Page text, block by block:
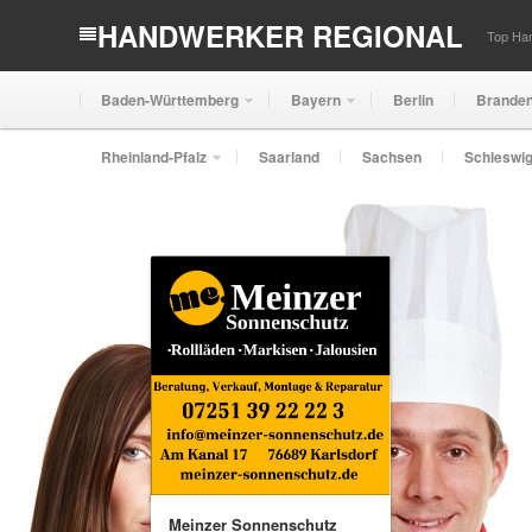
HANDWERKER REGIONAL Top
Baden-Württemberg Bayern Berlin
Rheinland-Pfalz Saarland Sachsen
Meinzer Sonnenschutz